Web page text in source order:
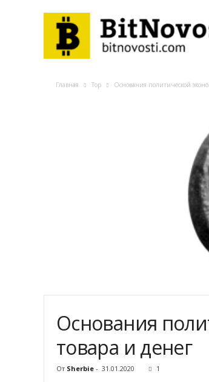
Главная Top Основания политической
Основания
товара и денег
От Sherbie - 31.01.2020 1